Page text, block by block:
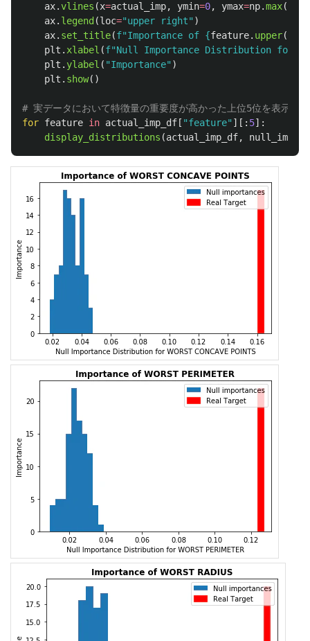
ax.vlines (x=actual_imp, ymin=0, ymax=np.max(
ax. legend (loc="upper right" )
ax. set_title(f"Importance of {feature. upper()
plt . xlabel (f"Null Importance Distribution for
plt . ylabel ( "Importance" )
plt . show()
for feature in actual_imp_df [ "feature" ][: 5]:
display_distributions (actual_imp_df, null_imp_df